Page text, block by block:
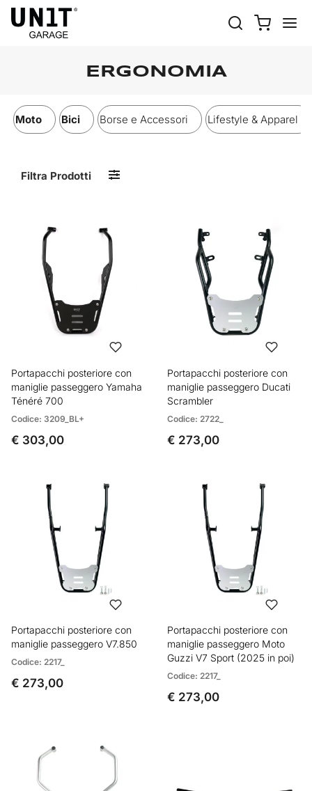
ERGONOMIA
Moto Bici Borse e Accessori Lifestyle & Apparel
Filtra Prodotti
Portapacchi posteriore con
maniglie passeggero Yamaha
Ténéré 700
Codice: 3209_BL+
€ 303,00
Portapacchi posteriore con
maniglie passeggero Ducati
Scrambler
Codice: 2722_
€ 273,00
Portapacchi posteriore con
maniglie passeggero V7.850
Codice: 2217_
€ 273,00
Portapacchi posteriore con
maniglie passeggero Moto
Guzzi V7 Sport (2025 in poi)
Codice: 2217_
€ 273,00